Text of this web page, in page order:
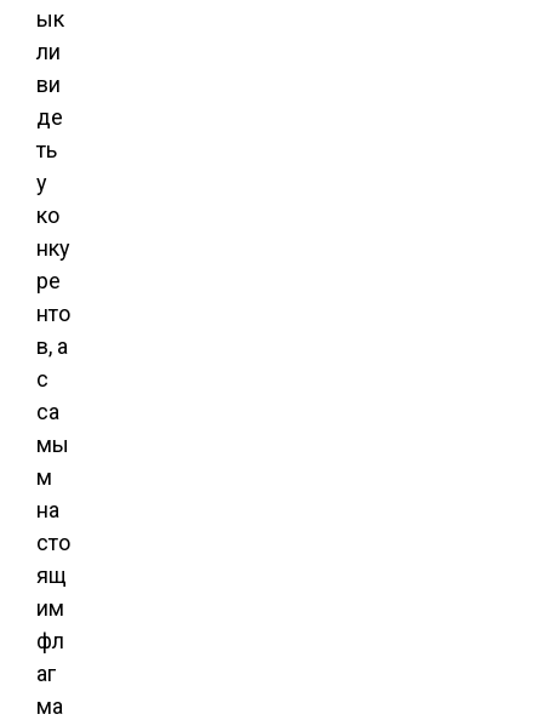
ык
ли
ви
де
ть
у
ко
нку
ре
нто
в, а
с
са
мы
м
на
сто
ящ
им
фл
аг
ма